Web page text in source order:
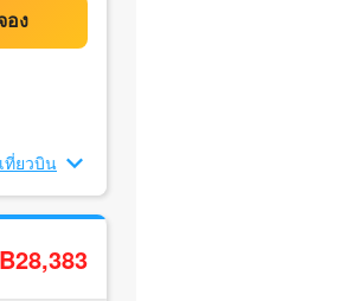
ที่ยวบิน